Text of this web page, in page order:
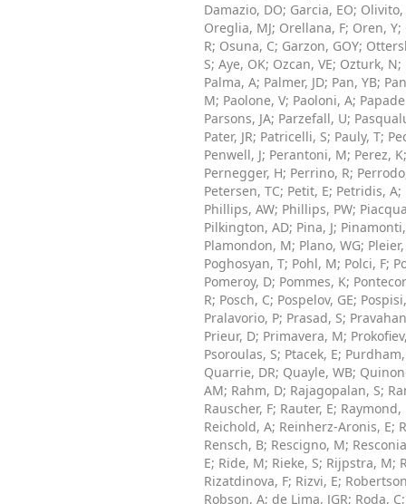
Damazio, DO; Garcia, EO; Olivito,
Oreglia, MJ; Orellana, F; Oren, Y;
R; Osuna, C; Garzon, GOY;
S; Aye, OK; Ozcan, VE; Ozturk, N;
Palma, A; Palmer, JD; Pan, YB;
M; Paolone, V; Paoloni, A;
Parsons, JA; Parzefall, U;
Pater, JR; Patricelli, S; Pauly, T;
Penwell, J; Perantoni, M; Perez, K
Pernegger, H; Perrino, R;
Petersen, TC; Petit, E; Petridis, A;
Phillips, AW; Phillips, PW;
Pilkington, AD; Pina, J;
Plamondon, M; Plano, WG;
Poghosyan, T; Pohl, M; Polci, F;
Pomeroy, D; Pommes, K;
R; Posch, C; Pospelov, GE;
Pralavorio, P; Prasad, S;
Prieur, D; Primavera, M;
Psoroulas, S; Ptacek, E; Purdham,
Quarrie, DR; Quayle, WB;
AM; Rahm, D; Rajagopalan, S;
Rauscher, F; Rauter, E; Raymond,
Reichold, A; Reinherz-Aronis, E;
Rensch, B; Rescigno, M;
E; Ride, M; Rieke, S; Rijpstra, M;
Rizatdinova, F; Rizvi, E;
Robson, A; de Lima, JGR; Roda, C